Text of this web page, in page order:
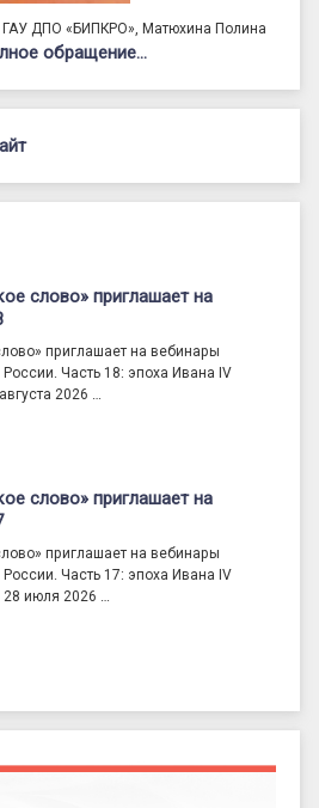
ГАУ ДПО «БИПКРО», Матюхина Полина
обращение…
слово» приглашает на
приглашает на вебинары
Часть 18: эпоха Ивана IV
2026 …
слово» приглашает на
приглашает на вебинары
Часть 17: эпоха Ивана IV
28 июля 2026 …